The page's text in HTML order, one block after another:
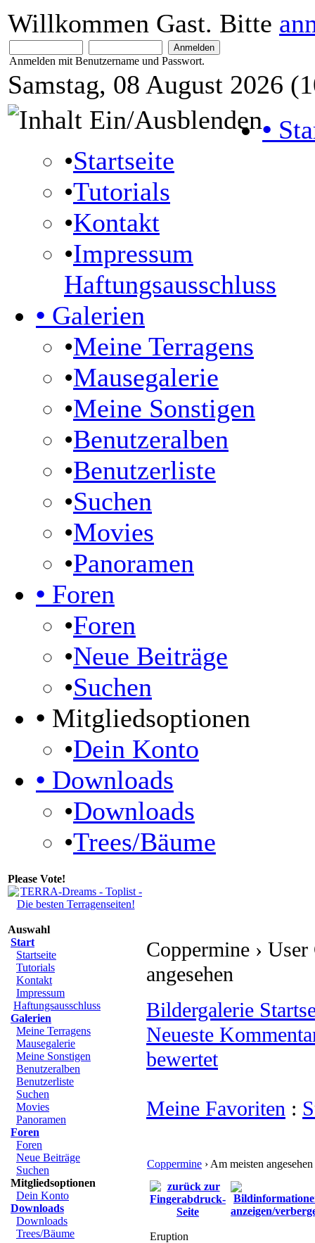
Willkommen Gast. Bitte
Anmelden mit Benutzername und Passwort.
Samstag, 08 August 2026
•
•Startseite
•Tutorials
•Kontakt
•Impressum
Haftungsausschluss
• Galerien
•Meine Terragens
•Mausegalerie
•Meine Sonstigen
•Benutzeralben
•Benutzerliste
•Suchen
•Movies
•Panoramen
• Foren
•Foren
•Neue Beiträge
•Suchen
• Mitgliedsoptionen
•Dein Konto
• Downloads
•Downloads
•Trees/Bäume
Please Vote!
Auswahl
Start
Startseite
Tutorials
Kontakt
Impressum
Haftungsausschluss
Galerien
Meine Terragens
Mausegalerie
Meine Sonstigen
Benutzeralben
Benutzerliste
Suchen
Movies
Panoramen
Foren
Foren
Neue Beiträge
Suchen
Mitgliedsoptionen
Dein Konto
Downloads
Downloads
Trees/Bäume
Coppermine ›
angesehen
Bildergalerie
Neueste
bewertet
Meine Favoriten :
Coppermine › Am meisten angesehen
Eruption